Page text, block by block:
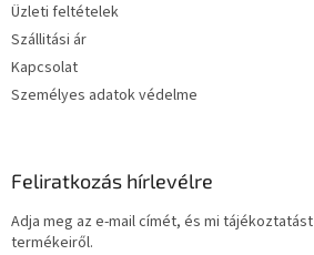
Üzleti feltételek
Szállitási ár
Kapcsolat
Személyes adatok védelme
Feliratkozás hírlevélre
Adja meg az e-mail címét, és mi
termékeiről.